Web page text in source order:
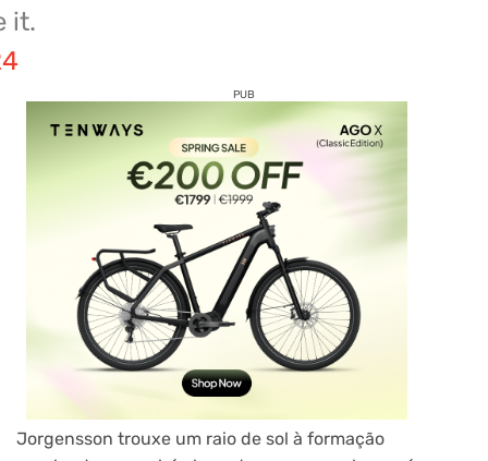
it.
PUB
Jorgensson trouxe um raio de sol à formação